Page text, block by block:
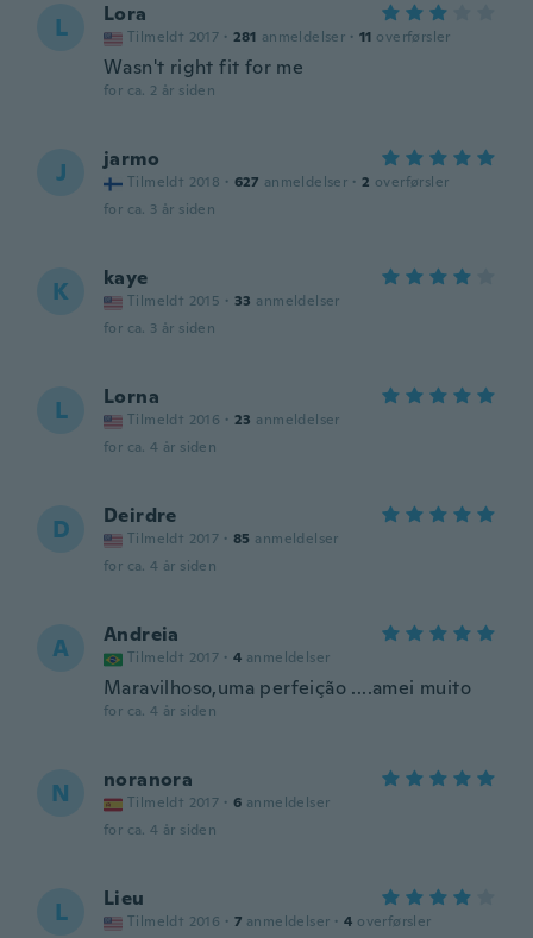
L Lora
Tilmeldt 2017 · 281 anmeldelser · 11 overførsler
Wasn't right fit for me
for ca. 2 år siden
J jarmo
Tilmeldt 2018 · 627 anmeldelser · 2 overførsler
for ca. 3 år siden
K kaye
Tilmeldt 2015 · 33 anmeldelser
for ca. 3 år siden
L Lorna
Tilmeldt 2016 · 23 anmeldelser
for ca. 4 år siden
D Deirdre
Tilmeldt 2017 · 85 anmeldelser
for ca. 4 år siden
A Andreia
Tilmeldt 2017 · 4 anmeldelser
Maravilhoso,uma perfeição ....amei muito
for ca. 4 år siden
N noranora
Tilmeldt 2017 · 6 anmeldelser
for ca. 4 år siden
L Lieu
Tilmeldt 2016 · 7 anmeldelser · 4 overførsler